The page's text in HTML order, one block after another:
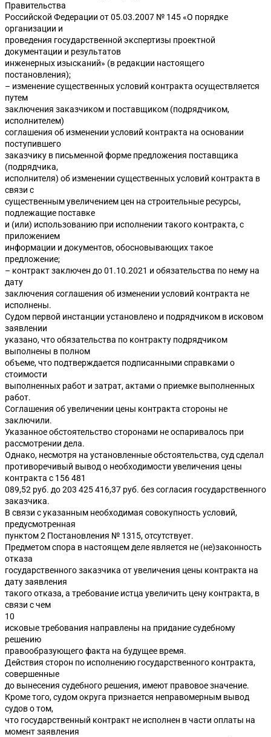
Правительства
Российской Федерации от 05.03.2007 № 145 «О порядке
организации и
проведения государственной экспертизы проектной
документации и результатов
инженерных изысканий» (в редакции настоящего
постановления);
– изменение существенных условий контракта осуществляется
путем
заключения заказчиком и поставщиком (подрядчиком,
исполнителем)
соглашения об изменении условий контракта на основании
поступившего
заказчику в письменной форме предложения поставщика
(подрядчика,
исполнителя) об изменении существенных условий контракта в
связи с
существенным увеличением цен на строительные ресурсы,
подлежащие поставке
и (или) использованию при исполнении такого контракта, с
приложением
информации и документов, обосновывающих такое
предложение;
– контракт заключен до 01.10.2021 и обязательства по нему на
дату
заключения соглашения об изменении условий контракта не
исполнены.
Судом первой инстанции установлено и подрядчиком в исковом
заявлении
указано, что обязательства по контракту подрядчиком
выполнены в полном
объеме, что подтверждается подписанными справками о
стоимости
выполненных работ и затрат, актами о приемке выполненных
работ.
Соглашения об увеличении цены контракта стороны не
заключили.
Указанное обстоятельство сторонами не оспаривалось при
рассмотрении дела.
Однако, несмотря на установленные обстоятельства, суд сделал
противоречивый вывод о необходимости увеличения цены
контракта с 156 481
089,52 руб. до 203 425 416,37 руб. без согласия государственного
заказчика.
В связи с указанным необходимая совокупность условий,
предусмотренная
пунктом 2 Постановления № 1315, отсутствует.
Предметом спора в настоящем деле является не (не)законность
отказа
государственного заказчика от увеличения цены контракта на
дату заявления
такого отказа, а требование истца увеличить цену контракта, в
связи с чем
10
исковые требования направлены на придание судебному
решению
правообразующего факта на будущее время.
Действия сторон по исполнению государственного контракта,
совершенные
до вынесения судебного решения, имеют правовое значение.
Кроме того, судом округа признается неправомерным вывод
судов о том,
что государственный контракт не исполнен в части оплаты на
момент заявления